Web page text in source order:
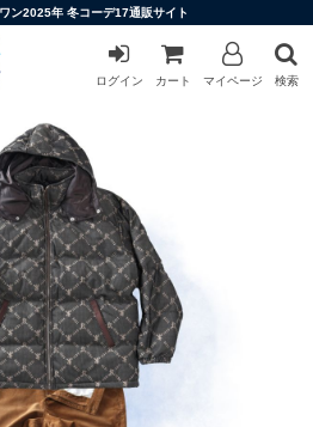
ン2025年 冬コーデ17通販サイト
ログイン カート マイページ 検索